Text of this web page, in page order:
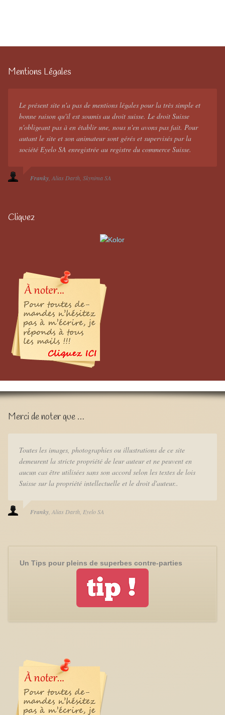
Mentions Légales
Le présent site n'a pas de mentions légales pour la très simple et
bonne raison qu'il est soumis au droit suisse. Le droit Suisse
n'obligeant pas à en établir une, nous n'en avons pas fait. Pour
autant le site et son animateur sont gérés et supervisés par la
société Eyelo SA enregistrée au registre du commerce Suisse.
Franky Alias Darth Skynima SA
Cliquez
Merci de noter que …
Toutes les images, photographies ou illustrations de ce site
demeurent la stricte propriété de leur auteur et ne peuvent en
aucun cas être utilisées sans son accord selon les textes de lois
Suisse sur la propriété intellectuelle et le droit d'auteur..
Franky Alias Darth Eyelo SA
Un Tips pour pleins de superbes contre-parties